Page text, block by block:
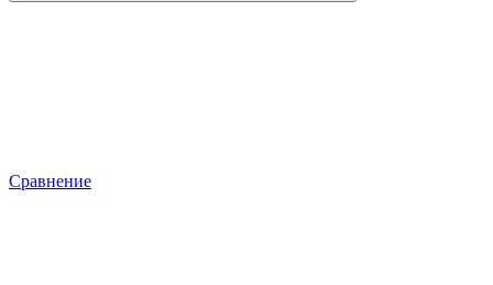
Сравнение